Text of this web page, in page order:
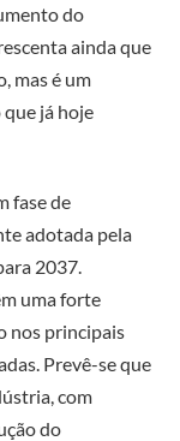
do
ainda que
mas é um
já hoje
fase de
adotada pela
2037.
uma forte
nos principais
Prevê-se que
com
do